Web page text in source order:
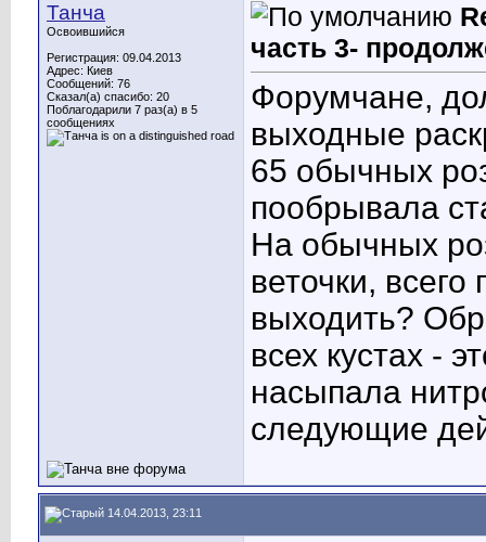
Танча
Освоившийся
Регистрация: 09.04.2013
Адрес: Киев
Сообщений: 76
Сказал(а) спасибо: 20
Поблагодарили 7 раз(а) в 5
сообщениях
часть 3-
Форумчане,
выходные
65 обычных
пообрывала
На обычных
веточки,
выходить?
всех кустах -
насыпала
следующие
14.04.2013, 23:11